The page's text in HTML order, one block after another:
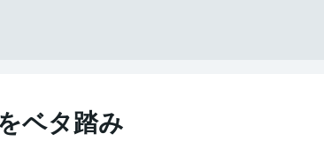
ベタ踏み